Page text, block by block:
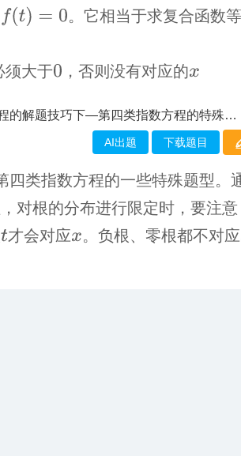
(t)=0 。它相当于求复合函数
须大于0 ，否则没有对应的x
的解题技巧下—第四类指数方程的特殊题型
AI出题 下载题目
四类指数方程的一些特殊题型。
对根的分布进行限定时，要注
t 才会对应x 。负根、零根都不对应